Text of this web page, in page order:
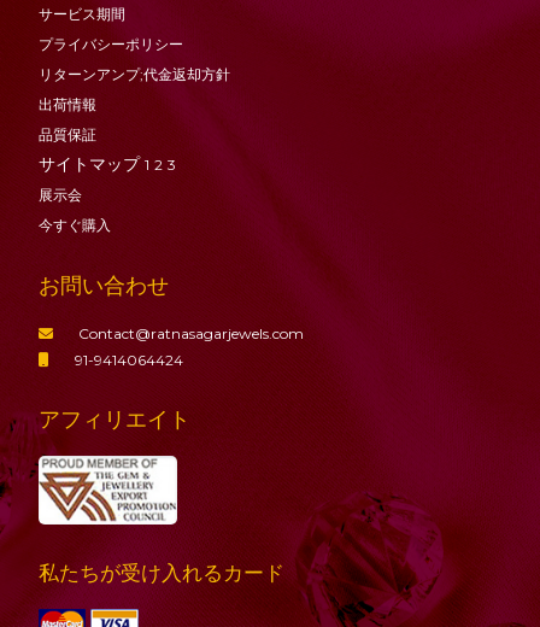
サービス期間
プライバシーポリシー
リターンアンプ;代金返却方針
出荷情報
品質保証
サイトマップ 1 2 3
展示会
今すぐ購入
お問い合わせ
Contact@ratnasagarjewels.com
91-9414064424
アフィリエイト
私たちが受け入れるカード